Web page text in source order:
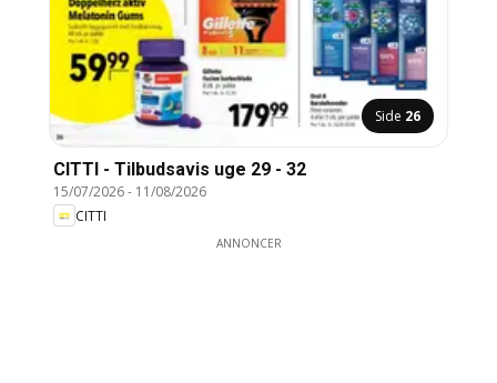
Side 26
CITTI - Tilbudsavis uge 29 - 32
15/07/2026- 11/08/2026
CITTI
ANNONCER